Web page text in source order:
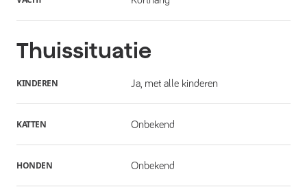
Thuissituatie
KINDEREN Ja, met alle kinderen
KATTEN Onbekend
HONDEN Onbekend